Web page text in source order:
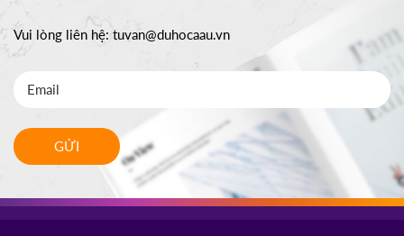
Vui lòng liên hệ:tuvan@duhocaau.vn
GỬI